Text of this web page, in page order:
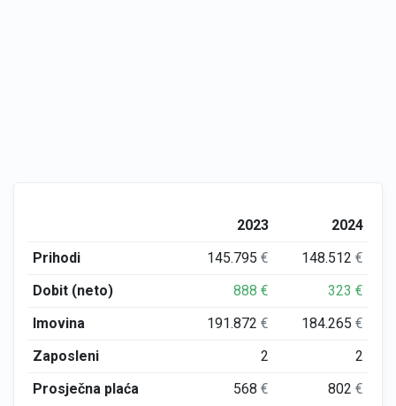
2023
2024
Prihodi
145.795€ 148.512€
Dobit (neto)
888€ 323€
Imovina
191.872€ 184.265€
Zaposleni
2
2
Prosječna plaća
568€ 802€